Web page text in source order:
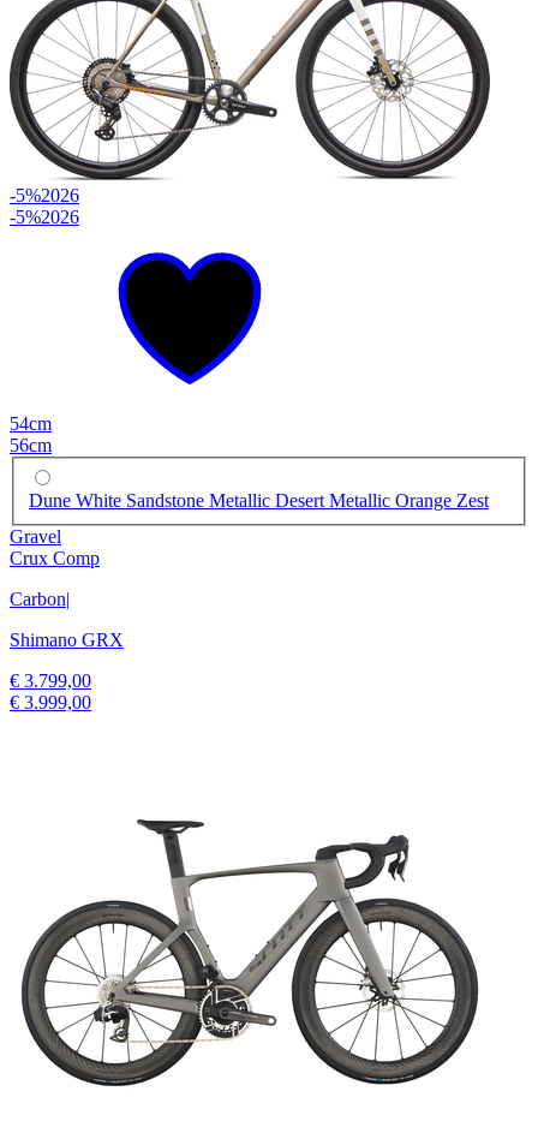
-5%2026
-5%2026
54cm
56cm
Dune White Sandstone Metallic Desert Metallic Orange Zest
Gravel
Crux Comp
Carbon|
Shimano GRX
€ 3.799,00
€ 3.999,00